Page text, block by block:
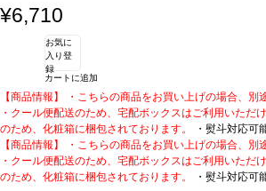
¥6,710
お気に
入り登
録
カートに追加
【商品情報】 ・こちらの商品をお買い上げの場合、別
・クール便配送のため、宅配ボックスはご利用いただ
のため、化粧箱に梱包されております。
・熨斗対応可
される場合、ご注文時コメント欄に熨斗をご希望の旨
下部のお名入れ内容」の3つをご入力ください。無地
のうえ「無地熨斗」とご記載ください。 ※熨斗をご希
【商品情報】 ・こちらの商品をお買い上げの場合、別
・クール便配送のため、宅配ボックスはご利用いただ
のため、化粧箱に梱包されております。
・熨斗対応可